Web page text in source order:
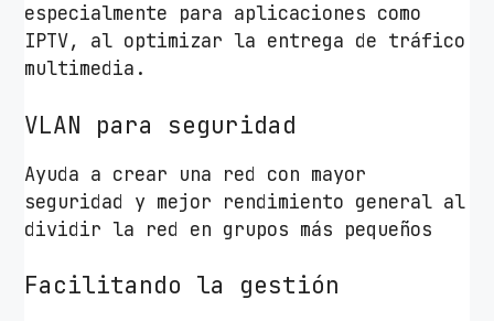
especialmente para aplicaciones como
IPTV, al optimizar la entrega de tráfico
multimedia.
VLAN para seguridad
Ayuda a crear una red con mayor
seguridad y mejor rendimiento general al
dividir la red en grupos más pequeños
Facilitando la gestión